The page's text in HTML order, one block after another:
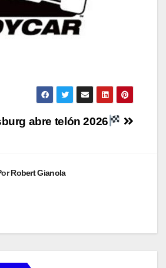
abre telón 2026
Robert Gianola